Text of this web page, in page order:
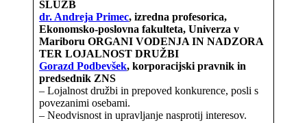
SLUŽB
dr. Andreja Primec, izredna profesorica,
Ekonomsko-poslovna fakulteta, Univerza v
Mariboru ORGANI VODENJA IN NADZORA
TER LOJALNOST DRUŽBI
Gorazd Podbevšek, korporacijski pravnik in
predsednik ZNS
– Lojalnost družbi in prepoved konkurence, posli s
povezanimi osebami.
– Neodvisnost in upravljanje nasprotij interesov.